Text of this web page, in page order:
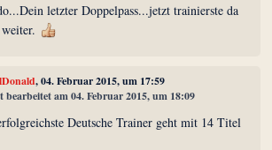
letzter Doppelpass...jetzt trainierste da
, 04. Februar 2015, um 17:59
bearbeitet am 04. Februar 2015, um 18:09
Deutsche Trainer geht mit 14 Titel